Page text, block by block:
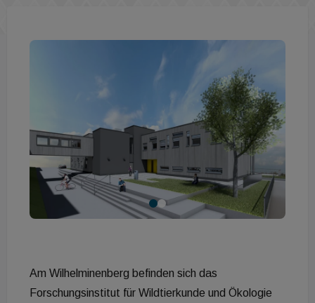
Am Wilhelminenberg befinden sich das
Forschungsinstitut für Wildtierkunde und Ökologie